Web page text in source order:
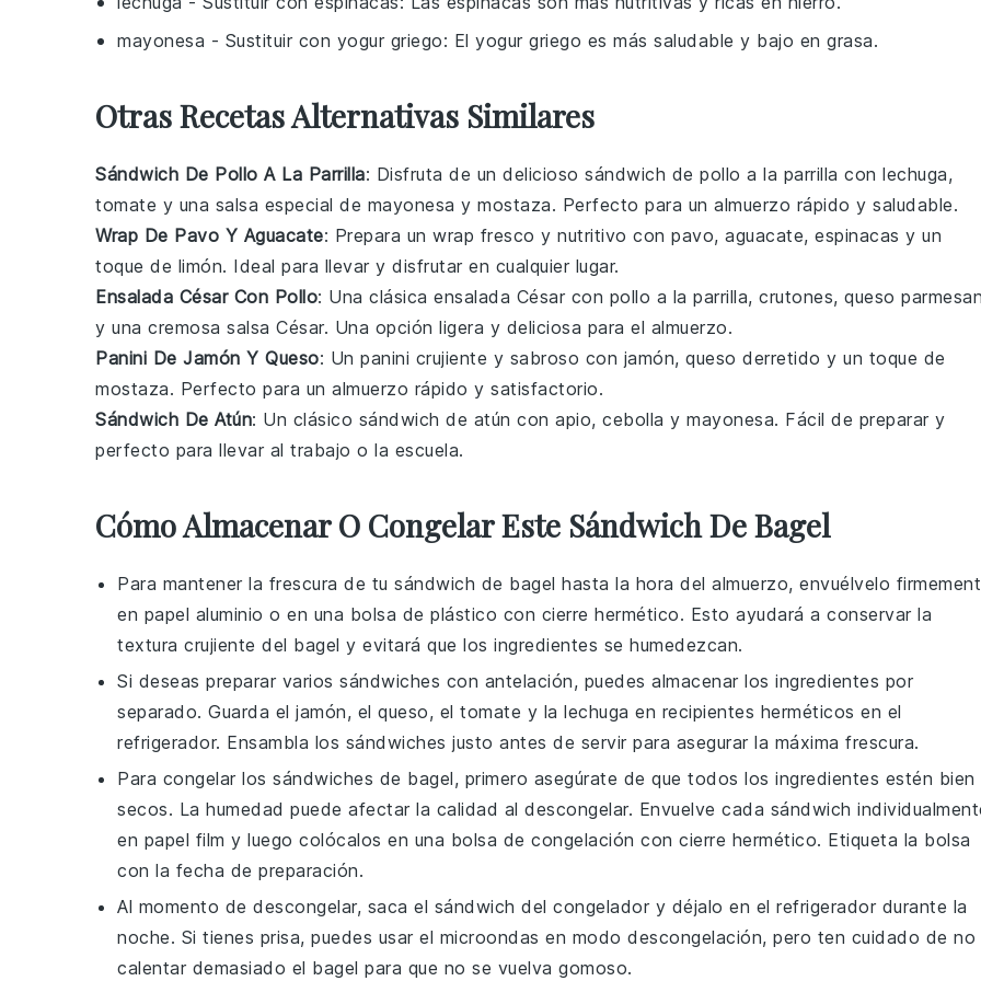
mayonesa - Sustituir con yogur griego: El yogur griego es más saludable y bajo en grasa.
Otras Recetas Alternativas Similares
Sándwich De Pollo A La Parrilla: Disfruta de un delicioso sándwich de pollo a la parrilla con lechuga,
tomate y una salsa especial de mayonesa y mostaza. Perfecto para un almuerzo rápido y saludable.
Wrap De Pavo Y Aguacate: Prepara un wrap fresco y nutritivo con pavo, aguacate, espinacas y un
toque de limón. Ideal para llevar y disfrutar en cualquier lugar.
Ensalada César Con Pollo: Una clásica ensalada César con pollo a la parrilla, crutones, queso
y una cremosa salsa César. Una opción ligera y deliciosa para el almuerzo.
Panini De Jamón Y Queso: Un panini crujiente y sabroso con jamón, queso derretido y un toque de
mostaza. Perfecto para un almuerzo rápido y satisfactorio.
Sándwich De Atún: Un clásico sándwich de atún con apio, cebolla y mayonesa. Fácil de preparar y
perfecto para llevar al trabajo o la escuela.
Cómo Almacenar O Congelar Este Sándwich De Bagel
Para mantener la frescura de tu sándwich de bagel hasta la hora del almuerzo, envuélvelo
en papel aluminio o en una bolsa de plástico con cierre hermético. Esto ayudará a conservar la
textura crujiente del bagel y evitará que los ingredientes se humedezcan.
Si deseas preparar varios sándwiches con antelación, puedes almacenar los ingredientes por
separado. Guarda el jamón, el queso, el tomate y la lechuga en recipientes herméticos en el
refrigerador. Ensambla los sándwiches justo antes de servir para asegurar la máxima frescura.
Para congelar los sándwiches de bagel, primero asegúrate de que todos los ingredientes estén bien
secos. La humedad puede afectar la calidad al descongelar. Envuelve cada sándwich
en papel film y luego colócalos en una bolsa de congelación con cierre hermético. Etiqueta la bolsa
con la fecha de preparación.
Al momento de descongelar, saca el sándwich del congelador y déjalo en el refrigerador durante la
noche. Si tienes prisa, puedes usar el microondas en modo descongelación, pero ten cuidado de no
calentar demasiado el bagel para que no se vuelva gomoso.